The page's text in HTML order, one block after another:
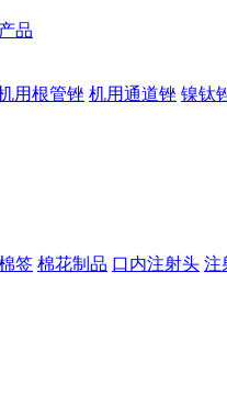
品
用根管锉 机用通道锉 镍钛
签 棉花制品 口内注射头 注